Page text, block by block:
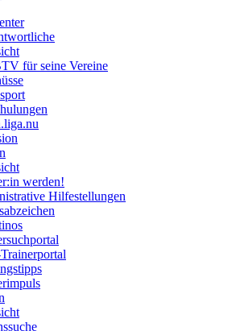
für seine Vereine
werden!
Hilfestellungen